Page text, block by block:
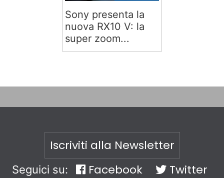
Sony presenta la
nuova RX10 V: la
super zoom...
Iscriviti alla Newsletter
Seguici su: Facebook
Twitter